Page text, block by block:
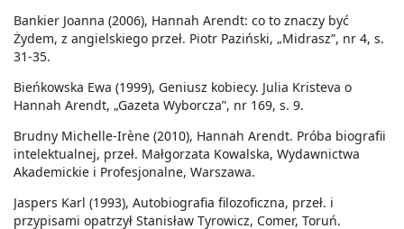
Bankier Joanna (2006), Hannah Arendt: co to znaczy być
Żydem, z angielskiego przeł. Piotr Paziński, „Midrasz”, nr 4, s.
31-35.
Bieńkowska Ewa (1999), Geniusz kobiecy. Julia Kristeva o
Hannah Arendt, „Gazeta Wyborcza”, nr 169, s. 9.
Brudny Michelle-Irène (2010), Hannah Arendt. Próba biografii
intelektualnej, przeł. Małgorzata Kowalska, Wydawnictwa
Akademickie i Profesjonalne, Warszawa.
Jaspers Karl (1993), Autobiografia filozoficzna, przeł. i
przypisami opatrzył Stanisław Tyrowicz, Comer, Toruń.